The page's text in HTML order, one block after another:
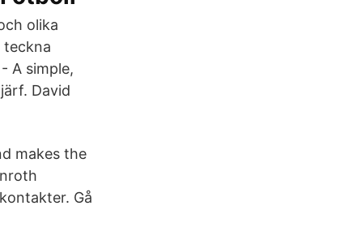
olika
teckna
A simple,
David
makes the
Gå